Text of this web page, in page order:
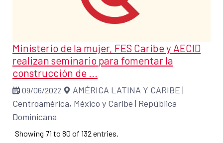
Ministerio de la mujer, FES Caribe y AECID
realizan seminario para fomentar la
construcción de ...
09/06/2022 AMÉRICA LATINA Y CARIBE |
Centroamérica, México y Caribe | República
Dominicana
Showing 71 to 80 of 132 entries.